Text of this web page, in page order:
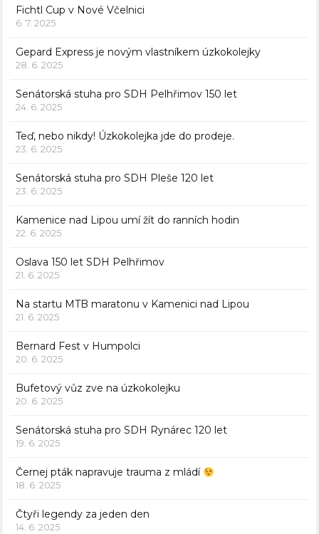
Fichtl Cup v Nové Včelnici
6. 7. 2025
Gepard Express je novým vlastníkem úzkokolejky
28. 6. 2025
Senátorská stuha pro SDH Pelhřimov 150 let
24. 6. 2025
Teď, nebo nikdy! Úzkokolejka jde do prodeje.
23. 6. 2025
Senátorská stuha pro SDH Pleše 120 let
23. 6. 2025
Kamenice nad Lipou umí žít do ranních hodin
22. 6. 2025
Oslava 150 let SDH Pelhřimov
21. 6. 2025
Na startu MTB maratonu v Kamenici nad Lipou
21. 6. 2025
Bernard Fest v Humpolci
20. 6. 2025
Bufetový vůz zve na úzkokolejku
20. 6. 2025
Senátorská stuha pro SDH Rynárec 120 let
19. 6. 2025
Černej pták napravuje trauma z mládí
18. 6. 2025
Čtyři legendy za jeden den
14. 6. 2025